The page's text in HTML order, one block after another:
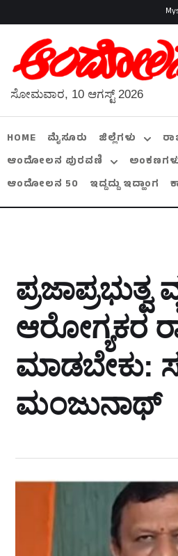
ಸೋಮವಾರ, 10 ಆಗಸ್ಟ್ 2026
HOME ಮೈಸೂರು ಜಿಲ್ಲೆಗಳು
ಆಂದೋಲನ ಪುರವಣಿ
ಆಂದೋಲನ 50
ಇದ್ದದ್ದು ಇದ್ಹಾಂಗ
ಪ್ರಜಾಪ್ರಭುತ್ವ
ಆರೋಗ್ಯಕರ
ಮಾಡಬೇಕು:
ಮಂಜುನಾಥ್‌